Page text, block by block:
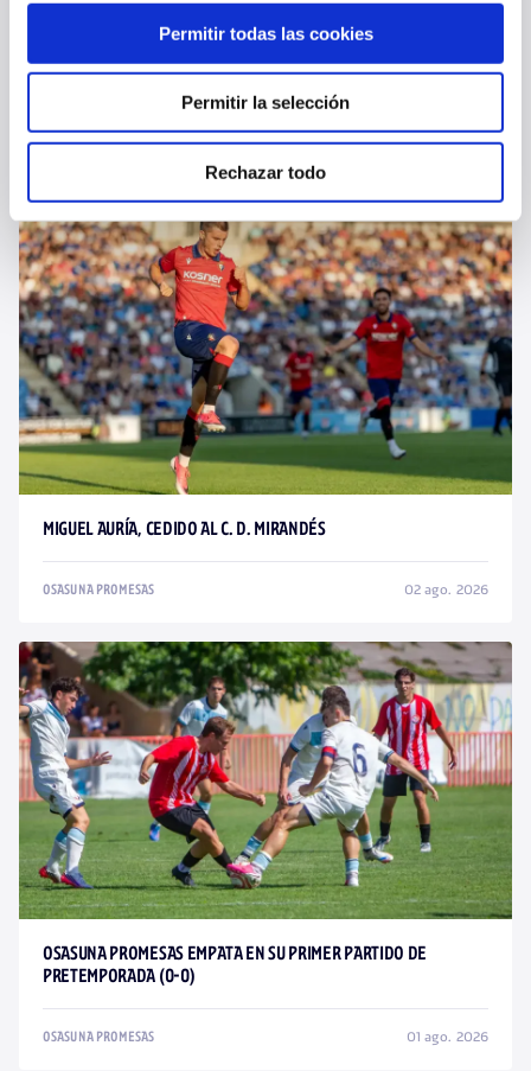
Permitir todas las cookies
Permitir la selección
Rechazar todo
PARTIDO DE PRETEMPORADA (0-1)
MIGUEL AURÍA, CEDIDO AL C. D. MIRANDÉS
OSASUNA PROMESAS 02 ago. 2026
OSASUNA PROMESAS EMPATA EN SU PRIMER PARTIDO DE
PRETEMPORADA (0-0)
OSASUNA PROMESAS 01 ago. 2026